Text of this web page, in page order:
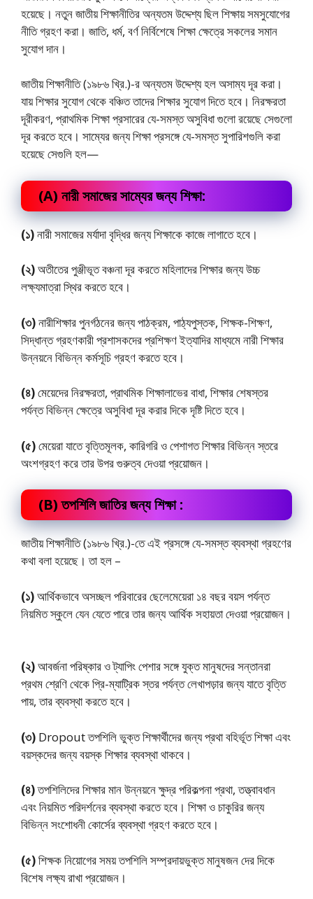
হয়েছে। নতুন জাতীয় শিক্ষানীতির অন্যতম উদ্দেশ্য ছিল শিক্ষায় সমসুযােগের
নীতি গ্রহণ করা। জাতি, ধর্ম, বর্ণ নির্বিশেষে শিক্ষা ক্ষেত্রে সকলের সমান
সুযোগ দান।
জাতীয় শিক্ষানীতি (১৯৮৬ খ্রি.)-র অন্যতম উদ্দেশ্য হল অসাম্য দূর করা।
যায় শিক্ষার সুযোগ থেকে বঞ্চিত তাদের শিক্ষার সুযোগ দিতে হবে। নিরক্ষরতা
দূরীকরণ, প্রাথমিক শিক্ষা প্রসারের যে-সমস্ত অসুবিধা গুলো রয়েছে সেগুলো
দূর করতে হবে। সাম্যের জন্য শিক্ষা প্রসঙ্গে যে-সমস্ত সুপারিশগুলি করা
হয়েছে সেগুলি হল—
(A) নারী সমাজের সাম্যের জন্য শিক্ষা:
(১)নারী সমাজের মর্যাদা বৃদ্ধির জন্য শিক্ষাকে কাজে লাগাতে হবে।
(২)অতীতের পুঞ্জীভূত বঞ্চনা দূর করতে মহিলাদের শিক্ষার জন্য উচ্চ
লক্ষ্যমাত্রা স্থির করতে হবে।
(৩)নারীশিক্ষার পুনর্গঠনের জন্য পাঠক্রম, পাঠ্যপুস্তক, শিক্ষক-শিক্ষণ,
সিদ্ধান্ত গ্রহণকারী প্রশাসকদের প্রশিক্ষণ ইত্যাদির মাধ্যমে নারী শিক্ষার
উন্নয়নে বিভিন্ন কর্মসূচি গ্রহণ করতে হবে।
(৪)মেয়েদের নিরক্ষরতা, প্রাথমিক শিক্ষালাভের বাধা, শিক্ষার শেষস্তর
পর্যন্ত বিভিন্ন ক্ষেত্রে অসুবিধা দূর করার দিকে দৃষ্টি দিতে হবে।
(৫)মেয়েরা যাতে বৃত্তিমূলক, কারিগরি ও পেশাগত শিক্ষার বিভিন্ন স্তরে
অংশগ্রহণ করে তার উপর গুরুত্ব দেওয়া প্রয়োজন।
(B) তপশিলি জাতির জন্য শিক্ষা :
জাতীয় শিক্ষানীতি (১৯৮৬ খ্রি.)-তে এই প্রসঙ্গে যে-সমস্ত ব্যবস্থা গ্রহণের
কথা বলা হয়েছে। তা হল –
(১)আর্থিকভাবে অসচ্ছল পরিবারের ছেলেমেয়েরা ১৪ বছর বয়স পর্যন্ত
নিয়মিত স্কুলে যেন যেতে পারে তার জন্য আর্থিক সহায়তা দেওয়া প্রয়োজন।
(২)আবর্জনা পরিষ্কার ও ট্যাপিং পেশার সঙ্গে যুক্ত মানুষদের সন্তানরা
প্রথম শ্রেণি থেকে প্রি-ম্যাট্রিক স্তর পর্যন্ত লেখাপড়ার জন্য যাতে বৃত্তি
পায়, তার ব্যবস্থা করতে হবে।
(৩) Dropout তপশিলি ভুক্ত শিক্ষার্থীদের জন্য প্রথা বহির্ভূত শিক্ষা এবং
বয়স্কদের জন্য বয়স্ক শিক্ষার ব্যবস্থা থাকবে।
(৪)তপশিলিদের শিক্ষার মান উন্নয়নে ক্ষুদ্র পরিকল্পনা প্রথা, তত্ত্বাবধান
এবং নিয়মিত পরিদর্শনের ব্যবস্থা করতে হবে। শিক্ষা ও চাকুরির জন্য
বিভিন্ন সংশোধনী কোর্সের ব্যবস্থা গ্রহণ করতে হবে।
(৫)শিক্ষক নিয়োগের সময় তপশিলি সম্প্রদায়ভুক্ত মানুষজন দের দিকে
বিশেষ লক্ষ্য রাখা প্রয়োজন।